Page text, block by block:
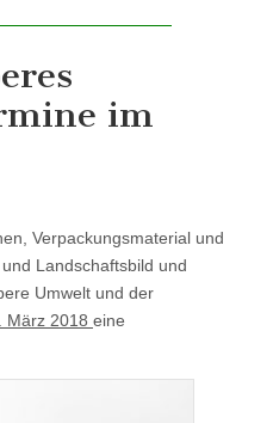
im
Verpackungsmaterial und
Landschaftsbild und
Umwelt und der
März 2018 eine